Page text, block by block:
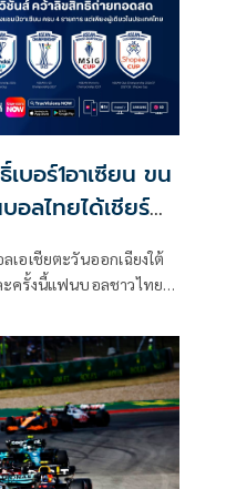
บอร์1อาเซียน ขน
อลไทยได้เชียร์
อเชียตะวันออกเฉียงใต้
ะครั้งนี้แฟนบอลชาวไทย
ขันฟุตบอลชิงแชมป์
ยวในประเทศไทย พร้อม
ด้วยภาพและเสียงคมชัด
ที่แฟนบอลรอคอย